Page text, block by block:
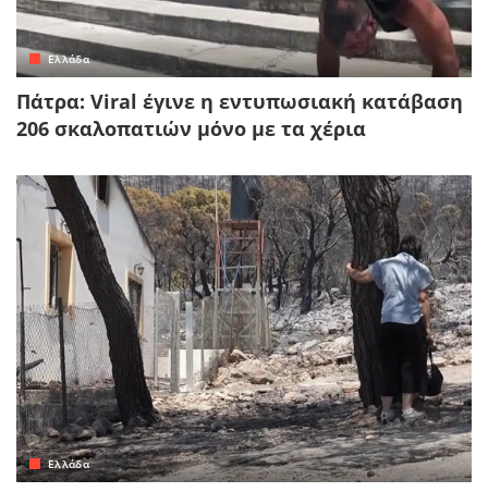
Ελλάδα
Πάτρα: Viral έγινε η εντυπωσιακή κατάβαση
206 σκαλοπατιών μόνο με τα χέρια
Ελλάδα